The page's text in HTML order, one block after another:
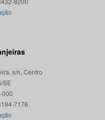
s/n, Centro
SE
000